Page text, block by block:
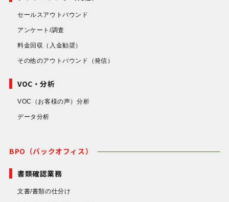
セールスアウトバウンド
アンケート/調査
料金回収 （入金勧奨）
その他のアウトバウンド （発信）
VOC・分析
VOC（お客様の声）分析
データ分析
BPO（バックオフィス）
書類確認業務
文書/書類の仕分け